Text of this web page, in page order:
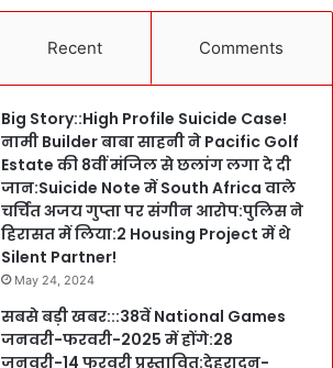
Recent Comments
Big Story::High Profile Suicide Case!
नामी Builder बाबा साहनी ने Pacific Golf
Estate की 8वीं मंजिल से छलांग लगा दे दी
जान:Suicide Note में South Africa वाले
चर्चित अजय गुप्ता पर संगीन आरोप:पुलिस ने
हिरासत में लिया:2 Housing Project में थे
Silent Partner!
May 24, 2024
सबसे बड़ी खबर:::38वें National Games
जनवरी-फरवरी-2025 में होंगे:28
जनवरी-14 फरवरी प्रस्तावित:देहरादून-